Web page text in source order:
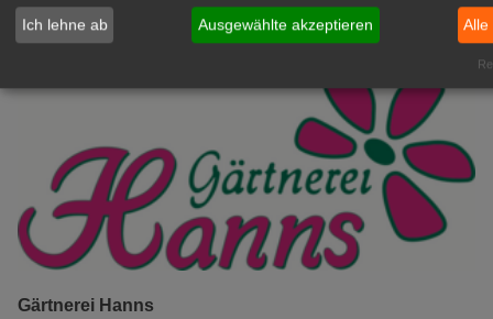
Gärtnerei Hanns
Ich lehne ab Ausgewählte akzeptieren Alle